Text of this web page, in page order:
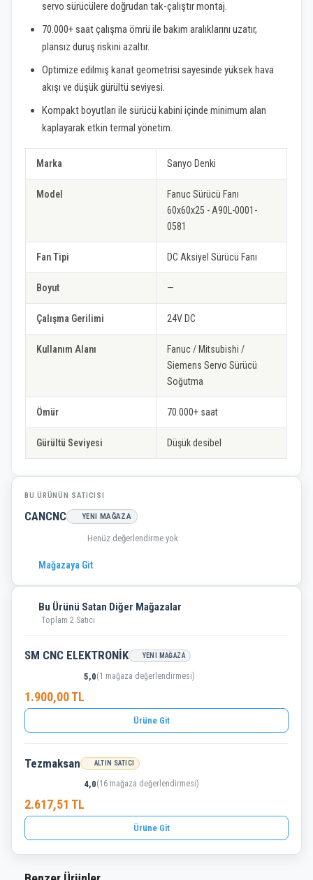
servo sürücülere doğrudan tak-çalıştır montaj.
70.000+ saat çalışma ömrü ile bakım aralıklarını uzatır,
plansız duruş riskini azaltır.
Optimize edilmiş kanat geometrisi sayesinde yüksek hava
akışı ve düşük gürültü seviyesi.
Kompakt boyutları ile sürücü kabini içinde minimum alan
kaplayarak etkin termal yönetim.
Marka Sanyo Denki
Model
Fanuc Sürücü Fanı
60x60x25 - A90L-0001-
0581
Fan Tipi DC Aksiyel Sürücü Fanı
Boyut —
Çalışma Gerilimi 24V DC
Kullanım Alanı
Fanuc / Mitsubishi /
Siemens Servo Sürücü
Soğutma
Ömür 70.000+ saat
Gürültü Seviyesi Düşük desibel
BU ÜRÜNÜN SATICISI
CANCNC YENI MAĞAZA
Henüz değerlendirme yok
Mağazaya Git
Bu Ürünü Satan Diğer Mağazalar
Toplam 2 Satıcı
SM CNC ELEKTRONİK YENI MAĞAZA
5,0(1 mağaza değerlendirmesi)
1.900,00 TL
Ürüne Git
Tezmaksan ALTIN SATICI
4,0(16 mağaza değerlendirmesi)
2.617,51 TL
Ürüne Git